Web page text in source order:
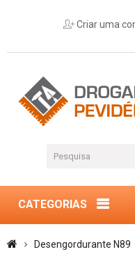
Criar uma
CATEGORIAS
Desengordurante N89